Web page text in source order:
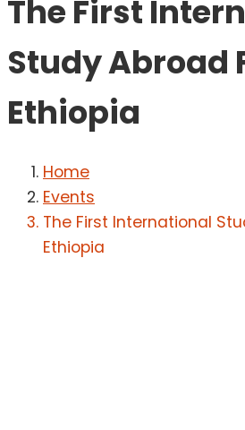
The First
Study Abroad
Ethiopia
Home
Events
The First International
Ethiopia